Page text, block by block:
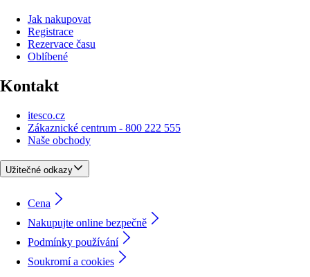
Jak nakupovat
Registrace
Rezervace času
Oblíbené
Kontakt
itesco.cz
Zákaznické centrum - 800 222 555
Naše obchody
Užitečné odkazy
Cena
Nakupujte online bezpečně
Podmínky používání
Soukromí a cookies